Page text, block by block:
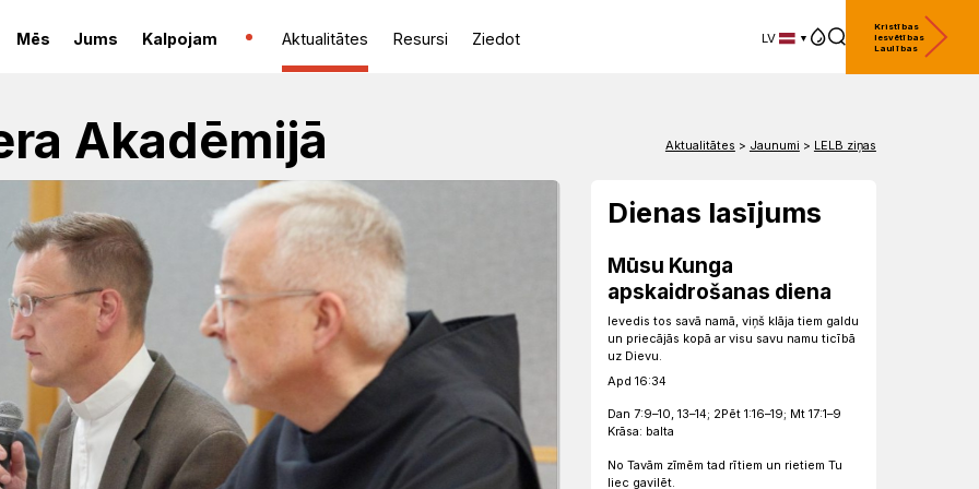
Mēs Jums Kalpojam Aktualitātes Resursi Ziedot
LV
Kristības
Iesvētības
Laulības
Akadēmijā Aktualitātes > Jaunumi > LELB ziņas
Dienas lasījums
Mūsu Kunga
apskaidrošanas diena
Ievedis tos savā namā, viņš klāja tiem galdu
un priecājās kopā ar visu savu namu ticībā
uz Dievu.
Apd 16:34
Dan 7:9–10, 13–14; 2Pēt 1:16–19; Mt 17:1–9
Krāsa: balta
No Tavām zīmēm tad rītiem un rietiem Tu
liec gavilēt.